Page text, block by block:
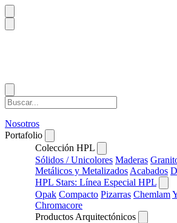
Nosotros
Portafolio
Colección HPL
Sólidos / Unicolores Maderas
Metálicos y Metalizados Acabados
HPL Stars: Línea Especial HPL
Opak Compacto Pizarras Chemlam
Chromacore
Productos Arquitectónicos